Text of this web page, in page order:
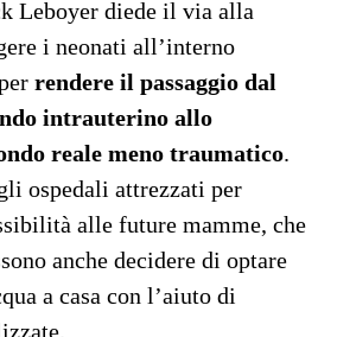
Leboyer diede il via alla
i neonati all’interno
rendere il passaggio dal
intrauterino allo
reale meno traumatico.
ospedali attrezzati per
alle future mamme, che
anche decidere di optare
a casa con l’aiuto di